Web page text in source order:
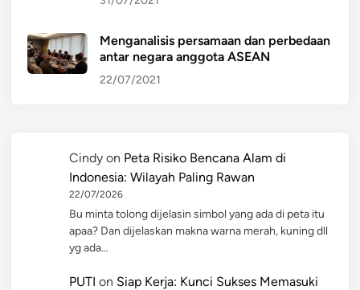
Menganalisis persamaan dan perbedaan
antar negara anggota ASEAN
22/07/2021
Cindy on Peta Risiko Bencana Alam di
Indonesia: Wilayah Paling Rawan
22/07/2026
Bu minta tolong dijelasin simbol yang ada di peta itu
apaa? Dan dijelaskan makna warna merah, kuning dll
yg ada…
PUTI on Siap Kerja: Kunci Sukses Memasuki